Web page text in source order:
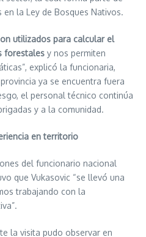
la Ley de Bosques Nativos.
utilizados para calcular el
forestales y nos permiten
explicó la funcionaria,
ya se encuentra fuera
el personal técnico continúa
y a la comunidad.
en territorio
del funcionario nacional
que Vukasovic “se llevó una
trabajando con la
la visita pudo observar en